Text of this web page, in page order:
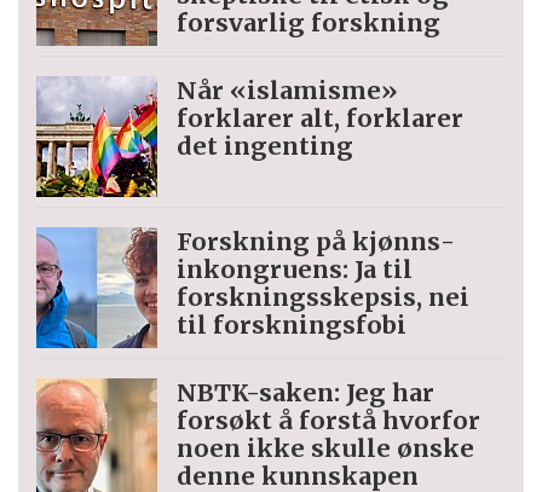
forsvarlig forskning
Når «islamisme»
forklarer alt, forklarer
det ingenting
Forskning på kjønns­
inkongruens: Ja til
forskningsskepsis, nei
til forskningsfobi
NBTK-saken: Jeg har
forsøkt å forstå hvorfor
noen ikke skulle ønske
denne kunnskapen